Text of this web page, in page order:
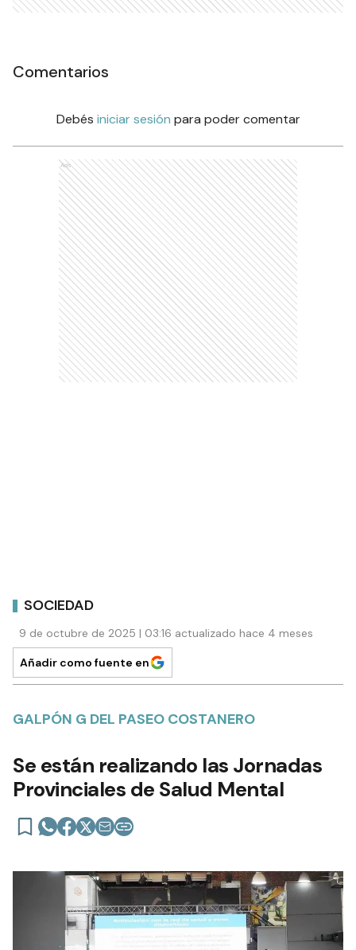
Comentarios
Debés iniciar sesión para poder comentar
Ads
SOCIEDAD
9 de octubre de 2025 | 03:16 actualizado hace 4 meses
Añadir como fuente en
GALPÓN G DEL PASEO COSTANERO
Se están realizando las Jornadas
Provinciales de Salud Mental